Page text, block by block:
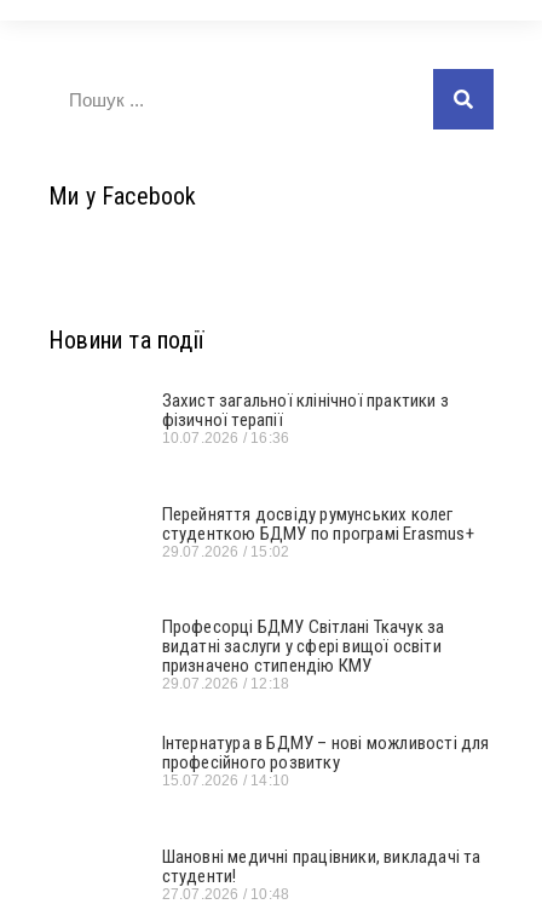
Ми у Facebook
Новини та події
Захист загальної клінічної практики з
фізичної терапії
10.07.2026 16:36
Перейняття досвіду румунських колег
студенткою БДМУ по програмі Erasmus+
29.07.2026 15:02
Професорці БДМУ Світлані Ткачук за
видатні заслуги у сфері вищої освіти
призначено стипендію КМУ
29.07.2026 12:18
Інтернатура в БДМУ – нові можливості для
професійного розвитку
15.07.2026 14:10
Шановні медичні працівники, викладачі та
студенти!
27.07.2026 10:48